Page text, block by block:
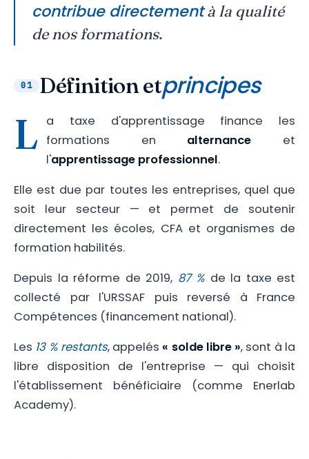
contribue directementà la qualité
de nos formations.
01 Définition etprincipes
L
a taxe d'apprentissage finance les
formations en alternance et
l'apprentissage professionnel.
Elle est due par toutes les entreprises, quel que
soit leur secteur — et permet de soutenir
directement les écoles, CFA et organismes de
formation habilités.
Depuis la réforme de 2019, 87 % de la taxe est
collecté par l'URSSAF puis reversé à France
Compétences (financement national).
Les 13 % restants, appelés « solde libre », sont à la
libre disposition de l'entreprise — qui choisit
l'établissement bénéficiaire (comme Enerlab
Academy).